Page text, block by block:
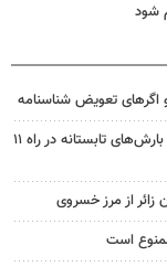
شود
اگرهای تعویض شناسنامه
وضعیت جوی کشور در ۷۲ ساعت آینده؛ موج بارش‌های تابستانه در راه ۱۱
زائر از مرز خسروی
است